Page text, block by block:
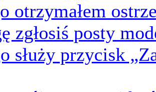
otrzymałem
zgłosiś posty
służy przycisk